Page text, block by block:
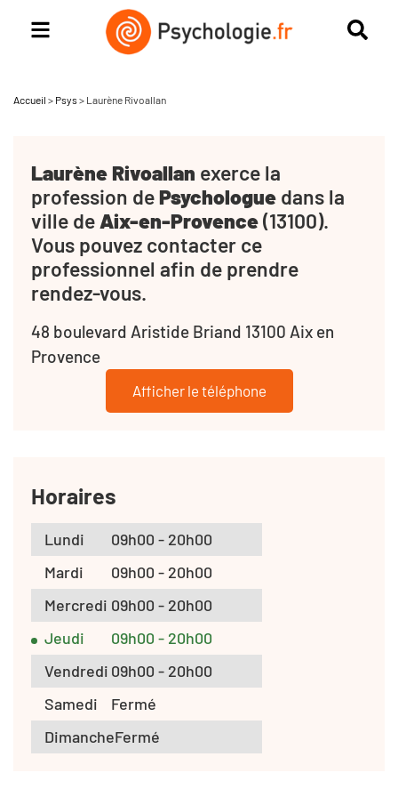
Accueil > Psys > Laurène Rivoallan
Laurène Rivoallan exerce la
profession dePsychologue dans la
ville deAix-en-Provence(13100).
Vous pouvez contacter ce
professionnel afin de prendre
rendez-vous.
48 boulevard Aristide Briand 13100 Aix en
Provence
Afficher le téléphone
Horaires
Lundi
09h00 - 20h00
Mardi
09h00 - 20h00
Mercredi 09h00 - 20h00
Jeudi
09h00 - 20h00
Vendredi 09h00 - 20h00
Samedi
Fermé
DimancheFermé